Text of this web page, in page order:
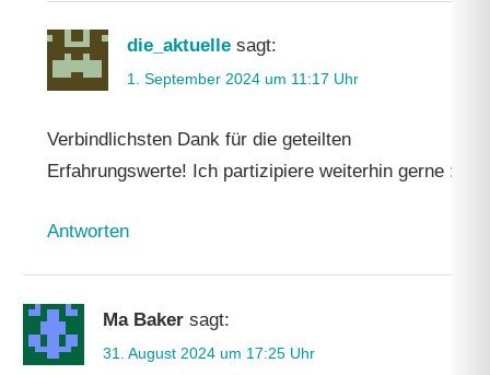
die_aktuelle sagt:
1. September 2024 um 11:17 Uhr
Verbindlichsten Dank für die geteilten
Erfahrungswerte! Ich partizipiere weiterhin gerne :).
Antworten
Ma Baker sagt:
31. August 2024 um 17:25 Uhr